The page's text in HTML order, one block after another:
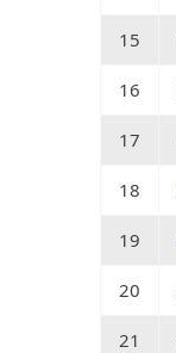
15
16
17
18
19
20
21